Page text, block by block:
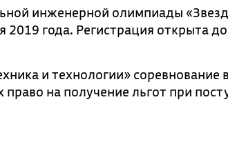
инженерной олимпиады
года. Регистрация открыта
и технологии» соревнование
на получение льгот при